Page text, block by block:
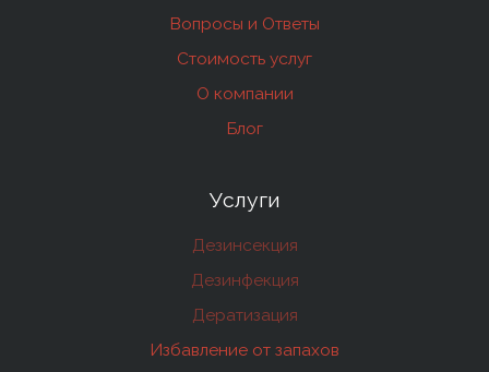
Вопросы и Ответы
Стоимость услуг
О компании
Блог
Услуги
Дезинсекция
Дезинфекция
Дератизация
Избавление от запахов